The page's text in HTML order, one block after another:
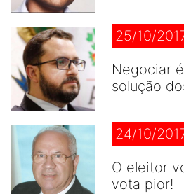
25/10/
Negociar
solução
24/10/
O eleitor
vota pior!